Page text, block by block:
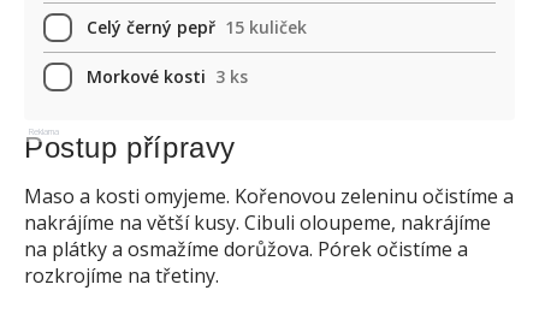
Celý černý pepř 15 kuliček
Morkové kosti 3 ks
Reklama
Postup přípravy
Maso a kosti omyjeme. Kořenovou zeleninu očistíme a
nakrájíme na větší kusy. Cibuli oloupeme, nakrájíme
na plátky a osmažíme dorůžova. Pórek očistíme a
rozkrojíme na třetiny.